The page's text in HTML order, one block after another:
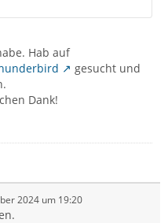
Hab auf
gesucht und
Dank!
2024 um 19:20